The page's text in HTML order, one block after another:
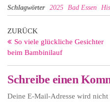
Schlagwörter
2025 Bad Essen
Vorheriger
Beitrag
ZURÜCK
So viele glückliche Gesichter
beim Bambinilauf
Schreibe einen
Deine E-Mail-Adresse wird